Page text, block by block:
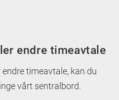
endre timeavtale
timeavtale, kan du
vårt sentralbord.